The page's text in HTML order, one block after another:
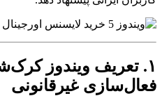
۱. تعریف ویندوز
فعال‌سازی غیرقانونی